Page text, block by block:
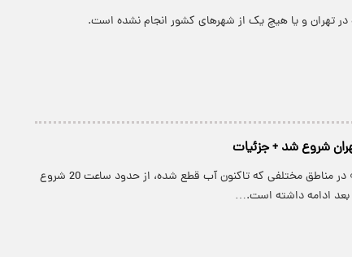
در تهران و یا هیچ یک از شهرهای کشور انجام نشده است.
شروع شد + جزئیات
طبق بررسی «اعتماد» در مناطق مختلفی که تاکنون آب قطع شده، از حدود ساعت 20 شروع